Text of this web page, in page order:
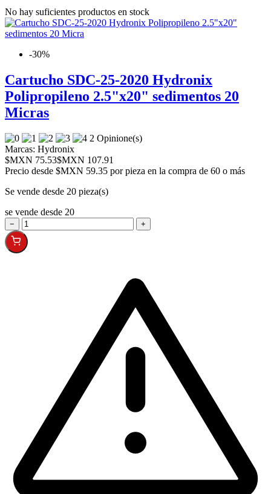
No hay suficientes productos en stock
-30%
Cartucho SDC-25-2020 Hydronix
Polipropileno 2.5"x20" sedimentos 20
Micras
2 Opinione(s)
Marcas: Hydronix
$MXN 75.53$MXN 107.91
Precio desde $MXN 59.35 por pieza en la compra de 60 o más
Se vende desde 20 pieza(s)
se vende desde 20
− +